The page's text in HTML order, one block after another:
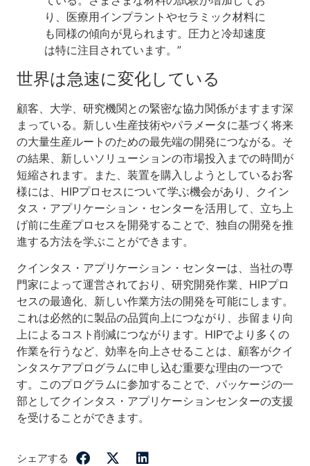
り、医療用インプラントやセラミック材料に
も同様の傾向が見られます。圧力と冷却速度
は特に注目されています。”
世界は急速に変化している
顧客、大学、研究機関との緊密な協力関係がますます深
まっている。新しい生産技術やパラメータに基づく将来
の大量生産ルートのための最先端の開発につながる。そ
の結果、新しいソリューションの市場投入までの時間が
短縮されます。また、装置を購入しようとしているお客
様には、HIPプロセスについて学ぶ機会があり、クイン
タス・アプリケーション・センターを活用して、立ち上
げ前に生産プロセスを開発することで、独自の開発を推
進する方法を学ぶことができます。
クインタス・アプリケーション・センターは、当社の専
門家によって運営されており、研究開発作業、HIPプロ
セスの最適化、新しい作業方法の開発を可能にします。
これは必然的に製品の品質向上につながり、歩留まり向
上によるコスト削減につながります。HIPでより多くの
作業を行うなど、効率を向上させることは、顧客がクイ
ンタスケアプログラムに申し込む重要な理由の一つで
す。このプログラムに参加することで、パッケージの一
部としてクインタス・アプリケーションセンターの支援
を受けることができます。
シェアする